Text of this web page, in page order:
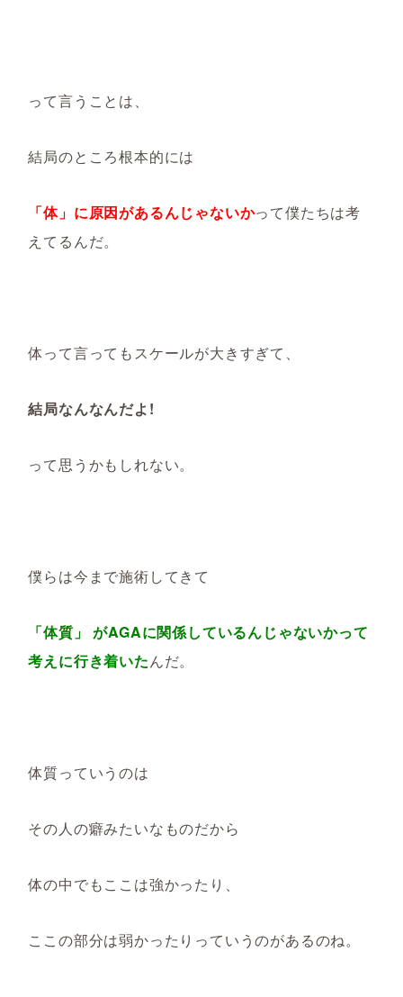
って言うことは、
結局のところ根本的には
「体」に原因があるんじゃないかって僕たちは考
えてるんだ。
体って言ってもスケールが大きすぎて、
結局なんなんだよ!
って思うかもしれない。
僕らは今まで施術してきて
「体質」 がAGAに関係しているんじゃないかって
考えに行き着いたんだ。
体質っていうのは
その人の癖みたいなものだから
体の中でもここは強かったり、
ここの部分は弱かったりっていうのがあるのね。